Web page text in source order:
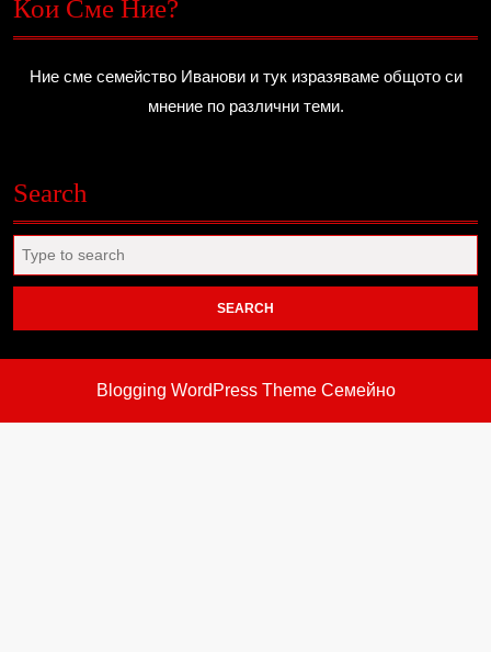
Кои Сме Ние?
Ние сме семейство Иванови и тук изразяваме общото си
мнение по различни теми.
Search
for:
Blogging WordPress ThemeСемейно